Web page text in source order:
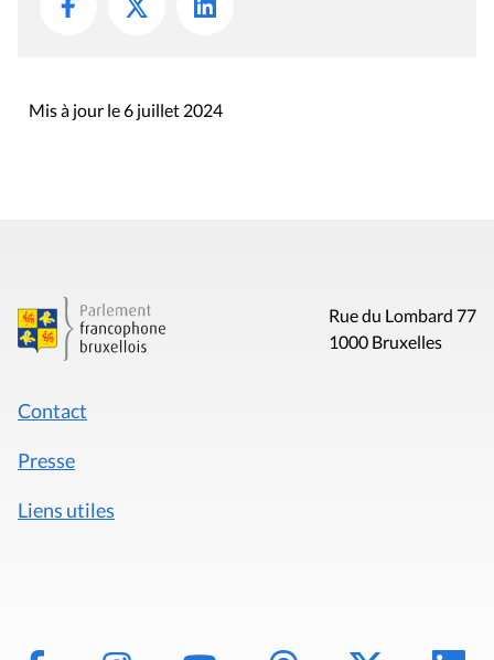
Mis à jour le 6 juillet 2024
Rue du Lombard 77
1000 Bruxelles
Contact
Presse
Liens utiles